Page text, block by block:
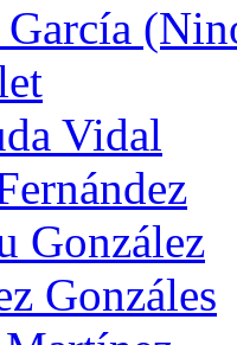
Vidal
González
Gonzáles